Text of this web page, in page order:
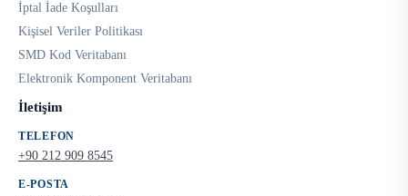
İptal İade Koşulları
Kişisel Veriler Politikası
SMD Kod Veritabanı
Elektronik Komponent Veritabanı
İletişim
TELEFON
+90 212 909 8545
E-POSTA